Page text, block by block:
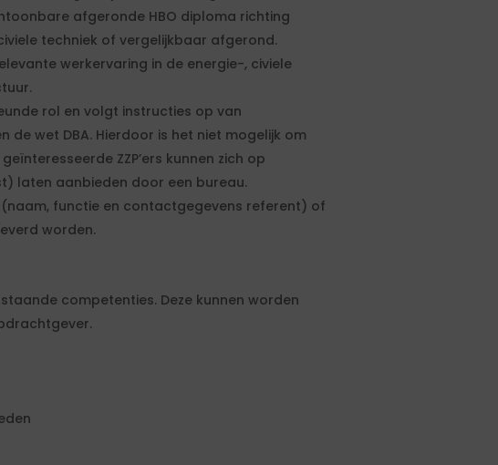
afgeronde HBO diploma richting
techniek of vergelijkbaar afgerond.
werkervaring in de energie-, civiele
rol en volgt instructies op van
de wet DBA. Hierdoor is het niet mogelijk om
ZZP’ers kunnen zich op
laten aanbieden door een bureau.
(naam, functie en contactgegevens referent) of
worden.
competenties. Deze kunnen worden